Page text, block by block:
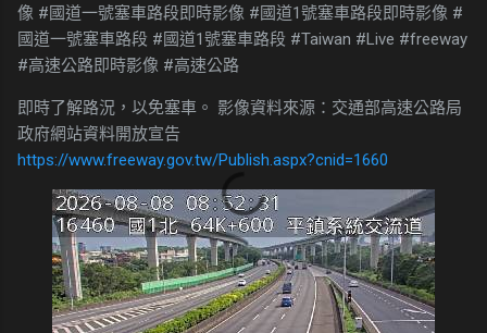
像 #國道一號塞車路段即時影像 #國道1號塞車路段即時影像 #
國道一號塞車路段 #國道1號塞車路段 #Taiwan #Live #freeway
#高速公路即時影像 #高速公路
即時了解路況，以免塞車。 影像資料來源：交通部高速公路局
政府網站資料開放宣告
https://www.freeway.gov.tw/Publish.aspx?cnid=1660